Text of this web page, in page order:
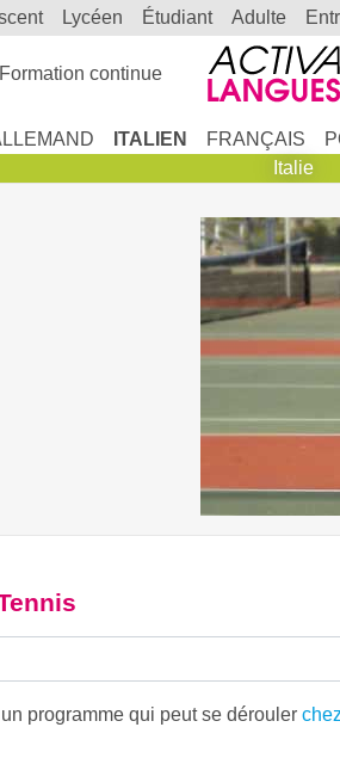
lycéen étudiant adulte
Formation continue
ITALIEN FRANÇAIS
Italie
programme qui peut se dérouler